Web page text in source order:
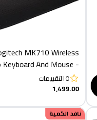
MK710 Wireless
And Mouse -
Eng/Arabic, Black
0التقييمات
1,499.00
نافد الكمية